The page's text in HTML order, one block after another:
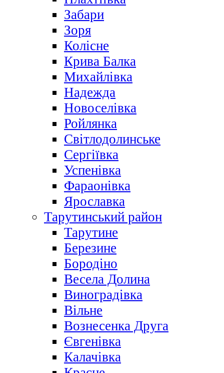
Забари
Зоря
Колісне
Крива Балка
Михайлівка
Надежда
Новоселівка
Ройлянка
Світлодолинське
Сергіївка
Успенівка
Фараонівка
Ярославка
Тарутинський район
Тарутине
Березине
Бородіно
Весела Долина
Виноградівка
Вільне
Вознесенка Друга
Євгенівка
Калачівка